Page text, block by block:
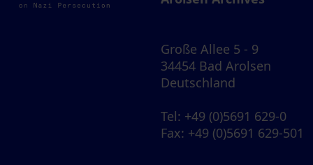
Große Allee 5 - 9
34454 Bad Arolsen
Deutschland
Tel: +49 (0)5691 629-0
Fax: +49 (0)5691 629-501